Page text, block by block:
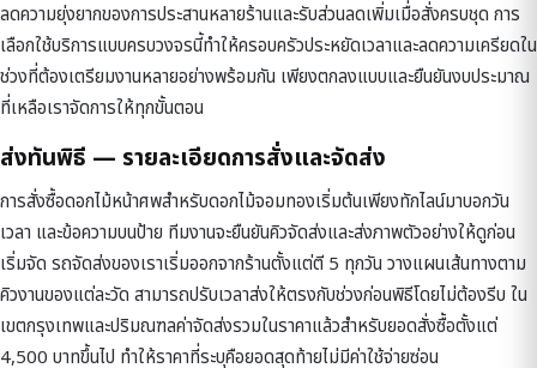
ลดความยุ่งยากของการประสานหลายร้านและรับส่วนลดเพิ่มเมื่อสั่งครบชุด การ
เลือกใช้บริการแบบครบวงจรนี้ทำให้ครอบครัวประหยัดเวลาและลดความเครียดใน
ช่วงที่ต้องเตรียมงานหลายอย่างพร้อมกัน เพียงตกลงแบบและยืนยันงบประมาณ
ที่เหลือเราจัดการให้ทุกขั้นตอน
ส่งทันพิธี — รายละเอียดการสั่งและจัดส่ง
การสั่งซื้อดอกไม้หน้าศพสำหรับดอกไม้จอมทองเริ่มต้นเพียงทักไลน์มาบอกวัน
เวลา และข้อความบนป้าย ทีมงานจะยืนยันคิวจัดส่งและส่งภาพตัวอย่างให้ดูก่อน
เริ่มจัด รถจัดส่งของเราเริ่มออกจากร้านตั้งแต่ตี 5 ทุกวัน วางแผนเส้นทางตาม
คิวงานของแต่ละวัด สามารถปรับเวลาส่งให้ตรงกับช่วงก่อนพิธีโดยไม่ต้องรีบ ใน
เขตกรุงเทพและปริมณฑลค่าจัดส่งรวมในราคาแล้วสำหรับยอดสั่งซื้อตั้งแต่
4,500 บาทขึ้นไป ทำให้ราคาที่ระบุคือยอดสุดท้ายไม่มีค่าใช้จ่ายซ่อน